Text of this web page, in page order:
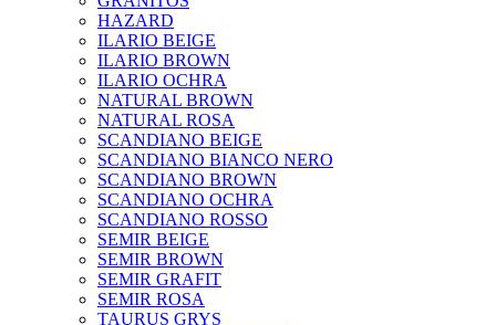
HAZARD
ILARIO BEIGE
ILARIO BROWN
ILARIO OCHRA
NATURAL BROWN
NATURAL ROSA
SCANDIANO BEIGE
SCANDIANO BIANCO NERO
SCANDIANO BROWN
SCANDIANO OCHRA
SCANDIANO ROSSO
SEMIR BEIGE
SEMIR BROWN
SEMIR GRAFIT
SEMIR ROSA
TAURUS GRYS